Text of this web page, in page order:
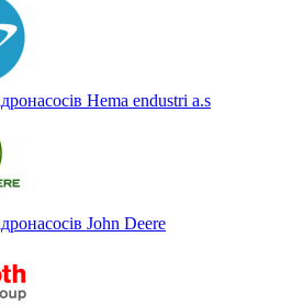
Hema endustri a.s
John Deere